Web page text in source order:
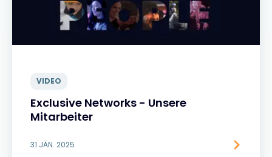
VIDEO
Exclusive Networks - Unsere
Mitarbeiter
31 JÄN. 2025